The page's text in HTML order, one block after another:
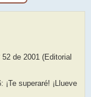
de 2001 (Editorial
¡Te superaré! ¡Llueve